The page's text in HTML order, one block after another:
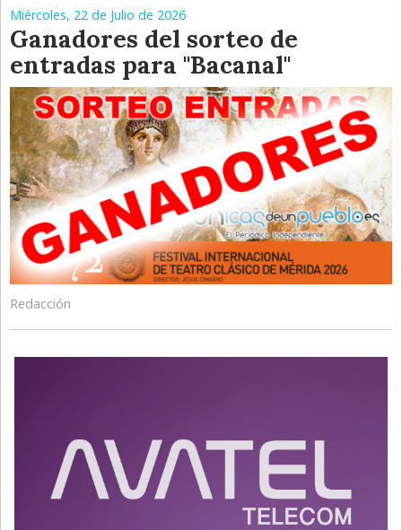
Miércoles, 22 de Julio de 2026
Ganadores del sorteo de
entradas para "Bacanal"
Redacción